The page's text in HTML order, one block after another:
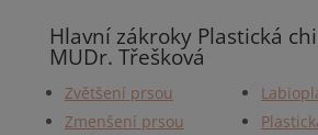
Hlavní zákroky Plastická
MUDr. Třešková
Zvětšení prsou
Zmenšení prsou